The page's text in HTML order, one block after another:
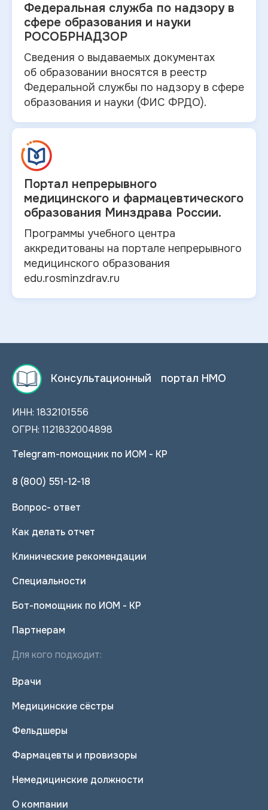
Федеральная служба по надзору в
сфере образования и науки
РОСОБРНАДЗОР
Сведения о выдаваемых документах
об образовании вносятся в реестр
Федеральной службы по надзору в сфере
образования и науки (ФИС ФРДО).
Портал непрерывного
медицинского и фармацевтического
образования Минздрава России.
Программы учебного центра
аккредитованы на портале непрерывного
медицинского образования
edu.rosminzdrav.ru
Консультационный портал НМО
ИНН: 1832101556
ОГРН: 1121832004898
Telegram-помощник по ИОМ - КР
8 (800) 551-12-18
Вопрос- ответ
Как делать отчет
Клинические рекомендации
Специальности
Бот-помощник по ИОМ - КР
Партнерам
Для кого подходит:
Врачи
Медицинские сёстры
Фельдшеры
Фармацевты и провизоры
Немедицинские должности
О компании